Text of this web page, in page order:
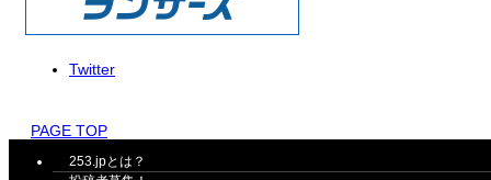
Twitter
PAGE TOP
253.jpとは？